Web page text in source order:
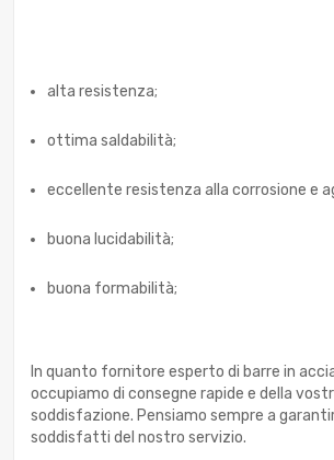
alta resistenza;
ottima saldabilità;
eccellente resistenza alla corrosione e
buona lucidabilità;
buona formabilità;
In quanto fornitore esperto di barre in
occupiamo di consegne rapide e della
soddisfazione. Pensiamo sempre a
soddisfatti del nostro servizio.